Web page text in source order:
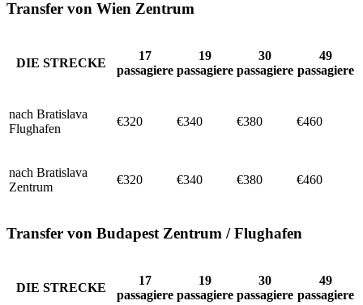
Transfer von Wien Zentrum
DIE STRECKE
17
passagiere
19
passagiere
30
passagiere
49
passagiere
nach Bratislava
Flughafen
€320 €340 €380 €460
nach Bratislava
Zentrum
€320 €340 €380 €460
Transfer von Budapest Zentrum / Flughafen
DIE STRECKE
17
passagiere
19
passagiere
30
passagiere
49
passagiere